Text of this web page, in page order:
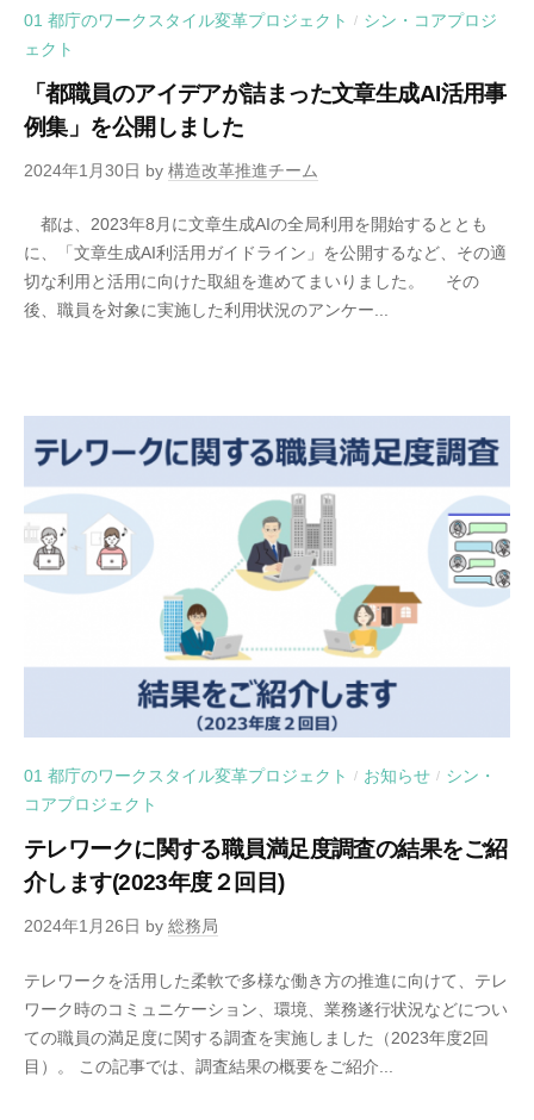
01 都庁のワークスタイル変革プロジェクト / シン・コアプロジ
ェクト
「都職員のアイデアが詰まった文章生成AI活用事
例集」を公開しました
2024年1月30日 by 構造改革推進チーム
都は、2023年8月に文章生成AIの全局利用を開始するととも
に、「文章生成AI利活用ガイドライン」を公開するなど、その適
切な利用と活用に向けた取組を進めてまいりました。 その
後、職員を対象に実施した利用状況のアンケー...
01 都庁のワークスタイル変革プロジェクト / お知らせ / シン・
コアプロジェクト
テレワークに関する職員満足度調査の結果をご紹
介します(2023年度２回目)
2024年1月26日 by 総務局
テレワークを活用した柔軟で多様な働き方の推進に向けて、テレ
ワーク時のコミュニケーション、環境、業務遂行状況などについ
ての職員の満足度に関する調査を実施しました（2023年度2回
目）。 この記事では、調査結果の概要をご紹介...